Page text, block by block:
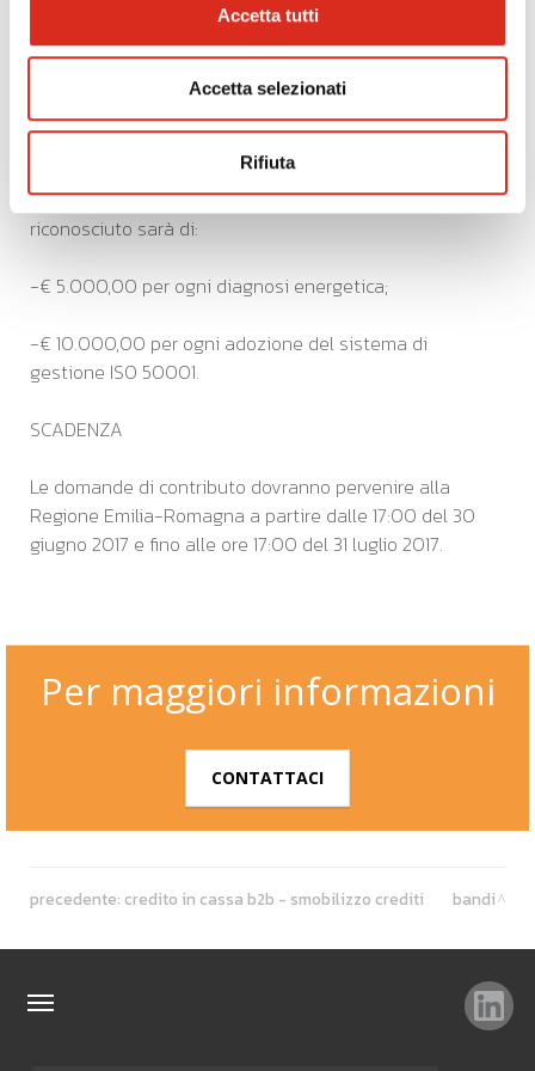
Accetta tutti
Accetta selezionati
Rifiuta
-€ 10.000,00 al netto dell’iva per ciascuna diagnosi
energetica;
-€ 20.000,00 al netto dell’iva per la 50001 per
ciascuna adozione del sistema di gestione ISO 50001.
Pertanto, il contributo massimo che potrà essere
riconosciuto sarà di:
-€ 5.000,00 per ogni diagnosi energetica;
-€ 10.000,00 per ogni adozione del sistema di
gestione ISO 50001.
SCADENZA
Le domande di contributo dovranno pervenire alla
Regione Emilia-Romagna a partire dalle 17:00 del 30
giugno 2017 e fino alle ore 17:00 del 31 luglio 2017.
Per maggiori informazioni
CONTATTACI
precedente: credito in cassa b2b - smobilizzo crediti bandi